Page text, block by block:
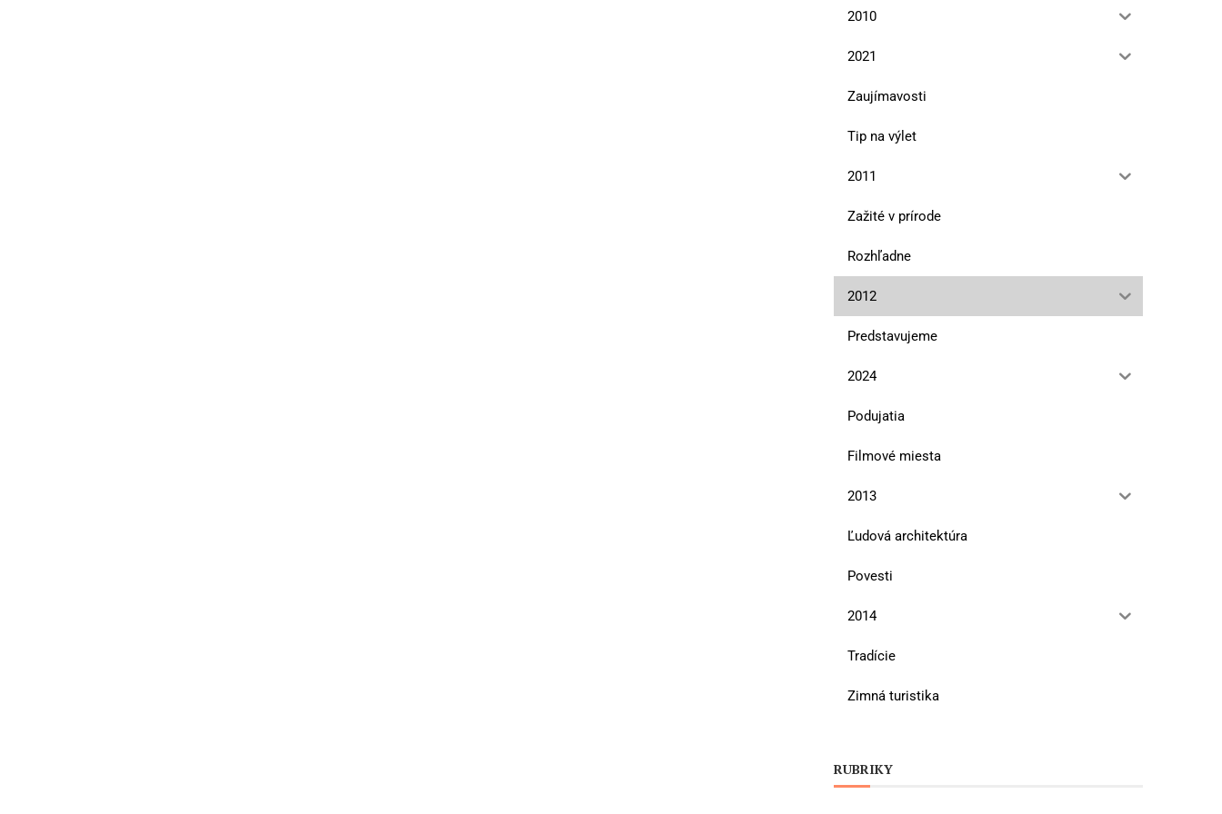
2010
2021
Zaujímavosti
Tip na výlet
2011
Zažité v prírode
Rozhľadne
2012
Predstavujeme
2024
Podujatia
Filmové miesta
2013
Ľudová architektúra
Povesti
2014
Tradície
Zimná turistika
RUBRIKY